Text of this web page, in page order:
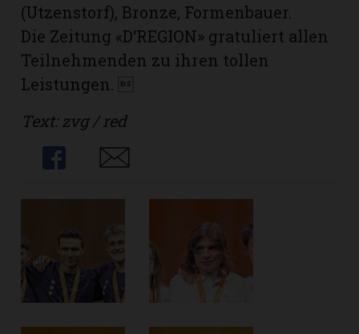
(Utzenstorf), Bronze, Formenbauer.
Die Zeitung «D‘REGION» gratuliert allen
Teilnehmenden zu ihren tollen
Leistungen. 
Text: zvg / red
Share
Share